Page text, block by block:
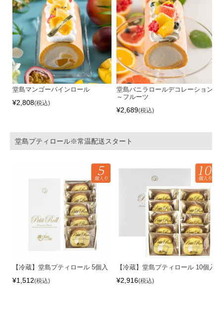
堂島マンゴーパインロール
¥2,808 税込
堂島バニラロールデコレーション
～フルーツ
¥2,689 税込
堂島プティロール※常温配送スタート
【冷蔵】堂島プティロール 5個入
¥1,512 税込
【冷蔵】堂島プティロール 10個入
¥2,916 税込